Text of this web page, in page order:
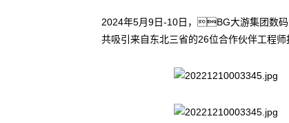
2024年5月9日-10日，BG大游集团数
共吸引来自东北三省的26位合作伙伴工